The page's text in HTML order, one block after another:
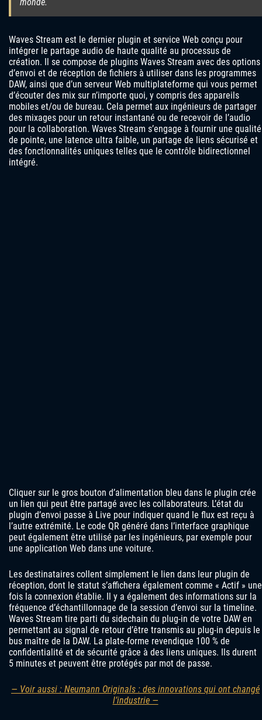
monde.
Waves Stream est le dernier plugin et service Web conçu pour
intégrer le partage audio de haute qualité au processus de
création. Il se compose de plugins Waves Stream avec des options
d’envoi et de réception de fichiers à utiliser dans les programmes
DAW, ainsi que d’un serveur Web multiplateforme qui vous permet
d’écouter des mix sur n’importe quoi, y compris des appareils
mobiles et/ou de bureau. Cela permet aux ingénieurs de partager
des mixages pour un retour instantané ou de recevoir de l’audio
pour la collaboration. Waves Stream s’engage à fournir une qualité
de pointe, une latence ultra faible, un partage de liens sécurisé et
des fonctionnalités uniques telles que le contrôle bidirectionnel
intégré.
Cliquer sur le gros bouton d’alimentation bleu dans le plugin crée
un lien qui peut être partagé avec les collaborateurs. L’état du
plugin d’envoi passe à Live pour indiquer quand le flux est reçu à
l’autre extrémité. Le code QR généré dans l’interface graphique
peut également être utilisé par les ingénieurs, par exemple pour
une application Web dans une voiture.
Les destinataires collent simplement le lien dans leur plugin de
réception, dont le statut s’affichera également comme « Actif » une
fois la connexion établie. Il y a également des informations sur la
fréquence d’échantillonnage de la session d’envoi sur la timeline.
Waves Stream tire parti du sidechain du plug-in de votre DAW en
permettant au signal de retour d’être transmis au plug-in depuis le
bus maître de la DAW. La plate-forme revendique 100 % de
confidentialité et de sécurité grâce à des liens uniques. Ils durent
5 minutes et peuvent être protégés par mot de passe.
— Voir aussi : Neumann Originals : des innovations qui ont changé
l’industrie —